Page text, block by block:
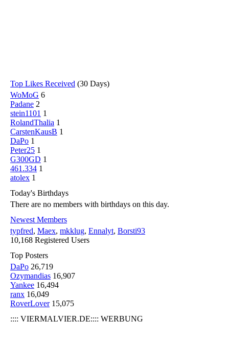
Top Likes Received (30 Days)
WoMoG 6
Padane 2
stein1101 1
RolandThalia 1
CarstenKausB 1
DaPo 1
Peter25 1
G300GD 1
461.334 1
atolex 1
Today's Birthdays
There are no members with birthdays on this day.
Newest Members
typfred, Maex, mkklug, Ennalyt, Borsti93
10,168 Registered Users
Top Posters
DaPo 26,719
Ozymandias 16,907
Yankee 16,494
ranx 16,049
RoverLover 15,075
:::: VIERMALVIER.DE:::: WERBUNG